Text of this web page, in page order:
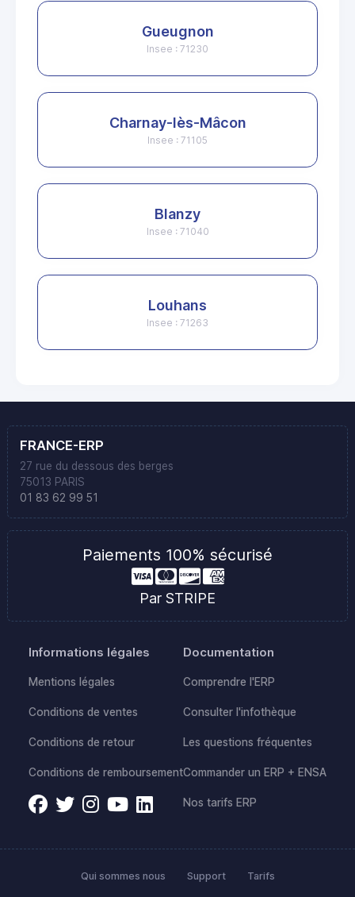
Gueugnon
Insee : 71230
Charnay-lès-Mâcon
Insee : 71105
Blanzy
Insee : 71040
Louhans
Insee : 71263
FRANCE-ERP
27 rue du dessous des berges
75013 PARIS
01 83 62 99 51
Paiements 100% sécurisé
Par STRIPE
Informations légales
Mentions légales
Conditions de ventes
Conditions de retour
Conditions de remboursement
Documentation
Comprendre l'ERP
Consulter l'infothèque
Les questions fréquentes
Commander un ERP + ENSA
Nos tarifs ERP
Qui sommes nous Support Tarifs